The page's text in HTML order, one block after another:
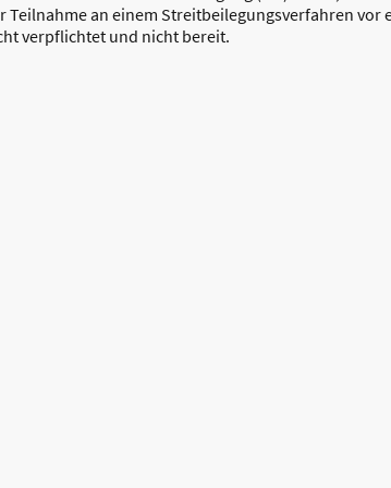
Teilnahme an einem Streitbeilegungsverfahren vor
verpflichtet und nicht bereit.